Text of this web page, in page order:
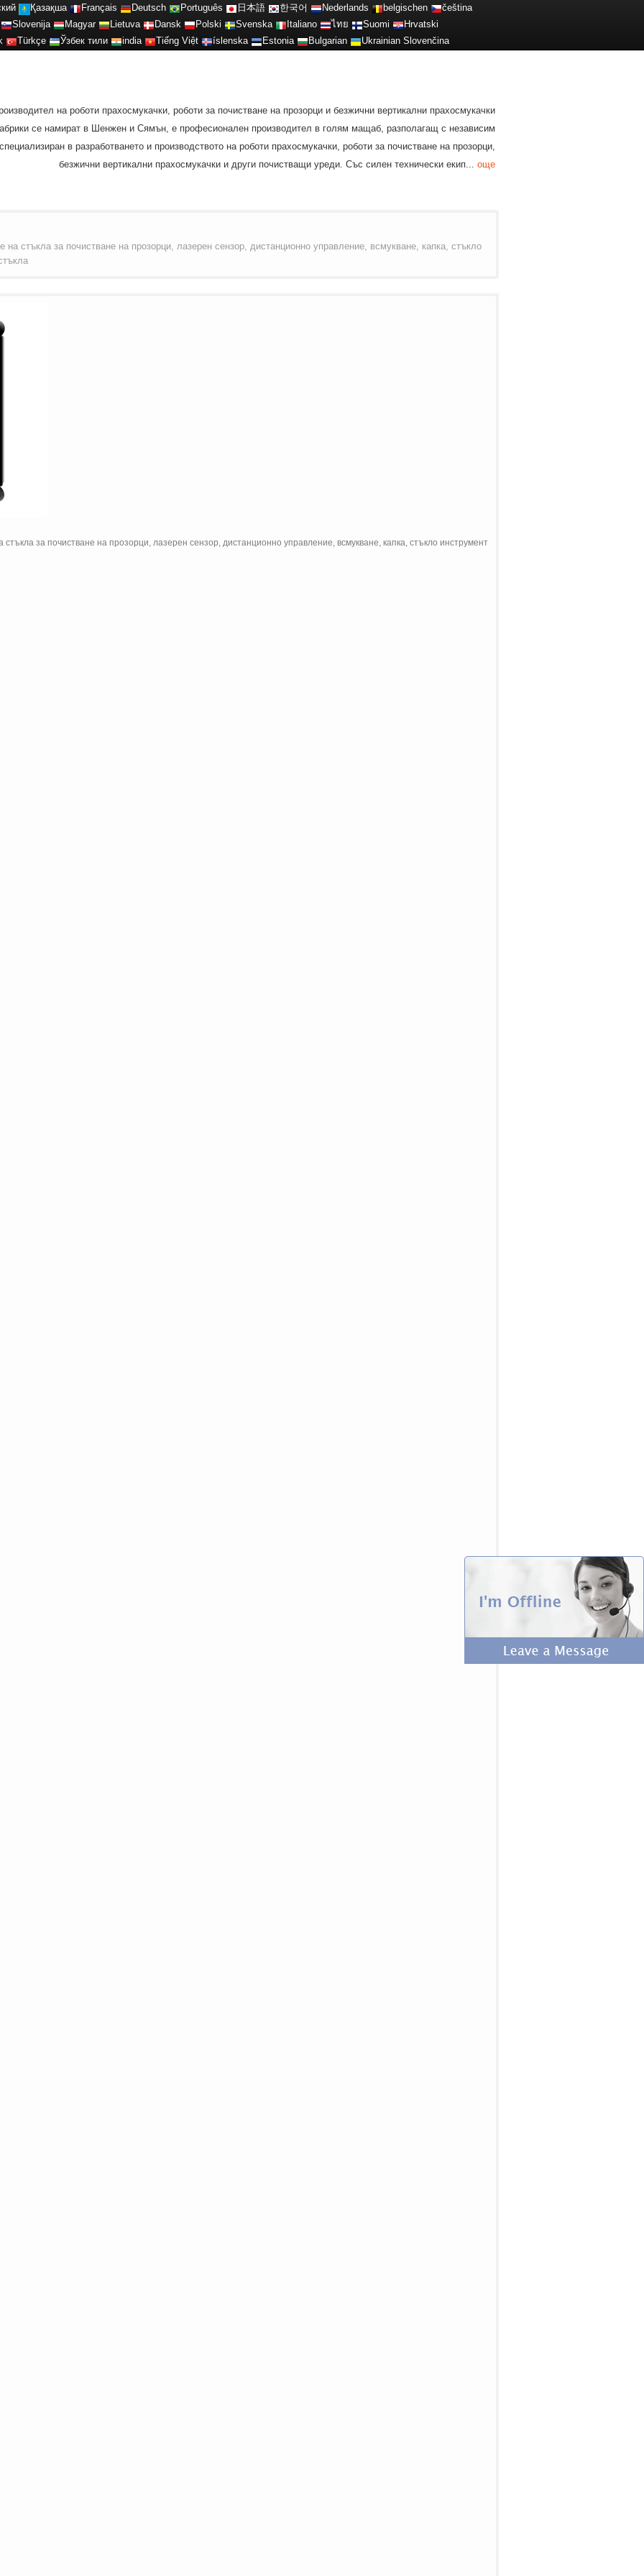
Қазақша Français Deutsch Português 日本語 한국어 Nederlands belgischen
čeština
Slovenija Magyar Lietuva Dansk Polski Svenska Italiano ไทย Suomi
Hrvatski
Türkçe Ўзбек тили india Tiếng Việt íslenska Estonia Bulgarian Ukrainian Slovenčina
на роботи прахосмукачки, роботи за почистване на прозорци и безжични вертикални прахосмукачки
се намират в Шенжен и Сямън, е професионален производител в голям мащаб, разполагащ с независим
в разработването и производството на роботи прахосмукачки, роботи за почистване на прозорци,
безжични вертикални прахосмукачки и други почистващи уреди. Със силен технически екип... още
на стъкла за почистване на прозорци, лазерен сензор, дистанционно управление, всмукване, капка, стъкло
за почистване на прозорци, лазерен сензор, дистанционно управление, всмукване, капка, стъкло инструмент